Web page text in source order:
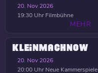
20. Nov 2026
19:30 Uhr Filmbühne
MEHR
KLEINMACHNOW
20. Nov 2026
20:00 Uhr Neue Kammerspiele